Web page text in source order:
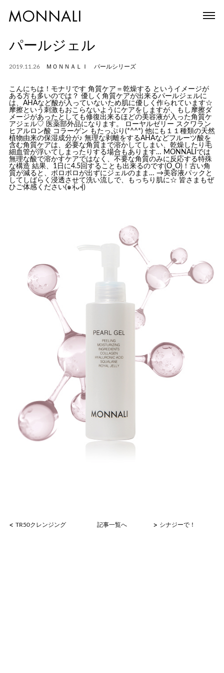
パールジェル
2019.11.26 ＭＯＮＮＡＬＩ パールシリーズ
こんにちは！モナリです 角質ケア＝乾燥する というイメージが
ある方も多いのでは？ 優しく角質ケアが出来るパールジェルに
は、AHAなど酸が入っていないため肌に優しく作られています☆
摩擦という刺激もおこらないようにケアをしますが、もし摩擦ダ
メージがあったとしても修復出来るほどの美容液が入った角質ケ
アジェル♡ 医薬部外品になります。 ローヤルゼリー スクワラン
ヒアルロン酸 コラーゲン もたっぷり(*^^*) 他にも１１種類の天然
植物由来の保湿成分が♪ 無理な剥離をするAHAなどフルーツ酸を
含む角質ケアは、必要な角質まで溶かしてしまい、乾燥したり毛
細血管が浮いてしまったりする場合もあります… MONNALIでは
無理な酸で溶かすケアではなく、不要な角質のみに反応する特殊
な構造 結果、1日に4.5回することも出来るのです(O_O)！古い角
質が減ると、ポロポロが出ずにジェルのまま… →美容液パックと
してしばらく浸透させて洗い流しで、もっちり肌に☆ 皆さまもぜ
ひご体感ください(๑˃̵ᴗ˂̵)
< TR50クレンジング 記事一覧へ > シナジーで！